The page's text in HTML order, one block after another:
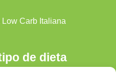
Carb Italiana
de dieta